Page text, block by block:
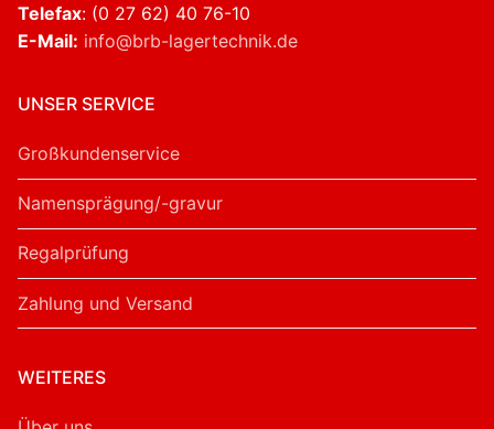
Telefax: (0 27 62) 40 76-10
E-Mail: info@brb-lagertechnik.de
UNSER SERVICE
Großkundenservice
Namensprägung/-gravur
Regalprüfung
Zahlung und Versand
WEITERES